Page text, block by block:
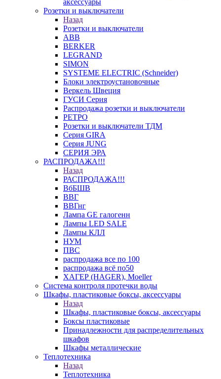
аксессуары
Розетки и выключатели
Назад
Розетки и выключатели
ABB
BERKER
LEGRAND
SIMON
SYSTEME ELECTRIC (Schneider)
Блоки электроустановочные
Веркель Швеция
ГУСИ Серия
Распродажа розетки и выключатели
РЕТРО
Розетки и выключатели ТДМ
Серия GIRA
Серия JUNG
СЕРИЯ ЭРА
РАСПРОДАЖА!!!
Назад
РАСПРОДАЖА!!!
ВбБШВ
ВВГ
ВВГнг
Лампа GE галогенн
Лампы LED SALE
Лампы КЛЛ
НУМ
ПВС
распродажа все по 100
распродажа всё по50
ХАГЕР (HAGER), Moeller
Система контроля протечки воды
Шкафы, пластиковые боксы, аксессуары
Назад
Шкафы, пластиковые боксы, аксессуары
Боксы пластиковые
Принадлежности для распределительных
шкафов
Шкафы металлические
Теплотехника
Назад
Теплотехника